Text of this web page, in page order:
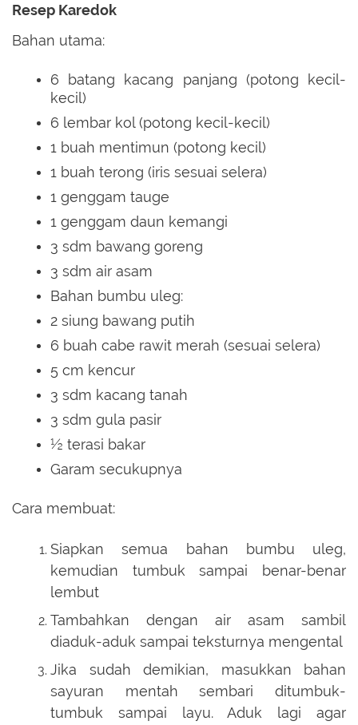
Resep Karedok
Bahan utama:
6 batang kacang panjang (potong kecil-
kecil)
6 lembar kol (potong kecil-kecil)
1 buah mentimun (potong kecil)
1 buah terong (iris sesuai selera)
1 genggam tauge
1 genggam daun kemangi
3 sdm bawang goreng
3 sdm air asam
Bahan bumbu uleg:
2 siung bawang putih
6 buah cabe rawit merah (sesuai selera)
5 cm kencur
3 sdm kacang tanah
3 sdm gula pasir
½ terasi bakar
Garam secukupnya
Cara membuat:
Siapkan semua bahan bumbu uleg,
kemudian tumbuk sampai benar-benar
lembut
Tambahkan dengan air asam sambil
diaduk-aduk sampai teksturnya mengental
Jika sudah demikian, masukkan bahan
sayuran mentah sembari ditumbuk-
tumbuk sampai layu. Aduk lagi agar